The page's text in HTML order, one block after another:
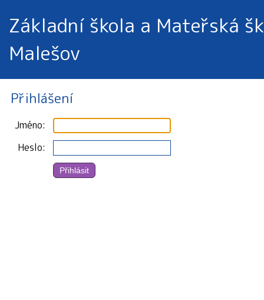
Základní škola a Mateřská
Malešov
Přihlášení
Jméno
Heslo